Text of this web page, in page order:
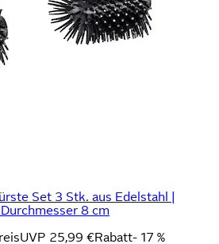
Set 3 Stk. aus Edelstahl |
8 cm
UVP 25,99 €Rabatt- 17 %